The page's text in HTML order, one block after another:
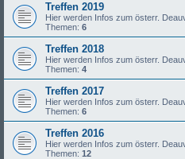
Treffen 2019
Hier werden Infos zum österr.
Themen: 6
Treffen 2018
Hier werden Infos zum österr.
Themen: 4
Treffen 2017
Hier werden Infos zum österr.
Themen: 6
Treffen 2016
Hier werden Infos zum österr.
Themen: 12